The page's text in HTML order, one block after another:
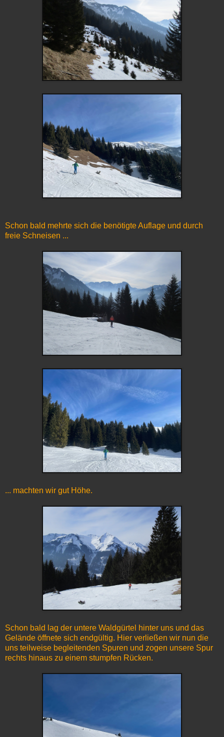
Schon bald mehrte sich die benötigte Auflage und durch
freie Schneisen ...
... machten wir gut Höhe.
Schon bald lag der untere Waldgürtel hinter uns und das
Gelände öffnete sich endgültig. Hier verließen wir nun die
uns teilweise begleitenden Spuren und zogen unsere Spur
rechts hinaus zu einem stumpfen Rücken.